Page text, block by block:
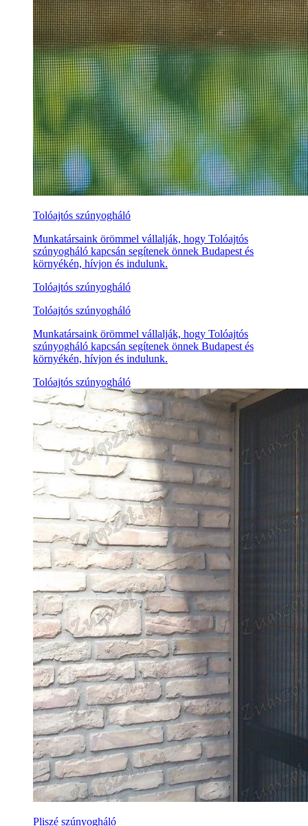
Tolóajtós szúnyogháló
Munkatársaink örömmel vállalják, hogy Tolóajtós
szúnyogháló kapcsán segítenek önnek Budapest és
környékén, hívjon és indulunk.
Tolóajtós szúnyogháló
Tolóajtós szúnyogháló
Munkatársaink örömmel vállalják, hogy Tolóajtós
szúnyogháló kapcsán segítenek önnek Budapest és
környékén, hívjon és indulunk.
Tolóajtós szúnyogháló
Pliszé szúnyogháló